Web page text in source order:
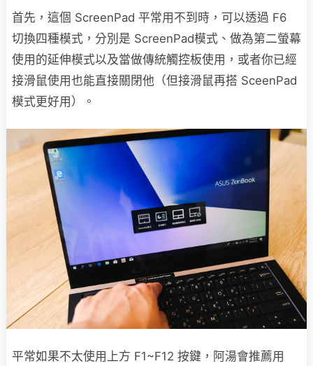
首先，這個 ScreenPad 平常用不到時，可以透過 F6
切換四種模式，分別是 ScreenPad模式、做為第二螢幕
使用的延伸模式以及當做傳統觸控板使用，或者你已經
接滑鼠使用也能直接關閉他（但接滑鼠再搭 SceenPad
模式更好用）。
平常如果不太使用上方 F1~F12 按鍵，阿湯會推薦用